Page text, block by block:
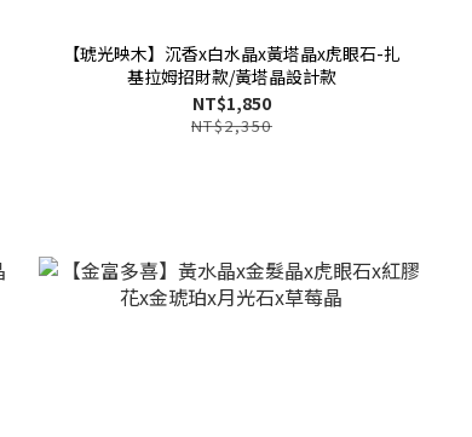
【琥光映木】沉香x白水晶x黃塔晶x虎眼石-扎
基拉姆招財款/黃塔晶設計款
NT$1,850
NT$2,350